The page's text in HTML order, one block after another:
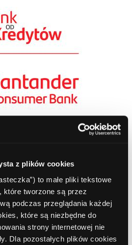
z plików cookies
to małe pliki tekstowe
które tworzone są przez
podczas przeglądania każdej
które są niezbędne do
strony internetowej nie
Dla pozostałych plików cookies
treści
Oddziały
Golub-Dobrzyń
Zarząd
Historia